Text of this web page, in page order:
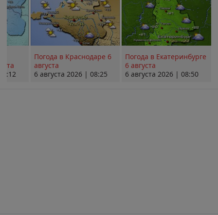
Погода в Краснодаре 6
августа
6 августа 2026 | 08:25
Погода в Екатеринбурге
6 августа
6 августа 2026 | 08:50